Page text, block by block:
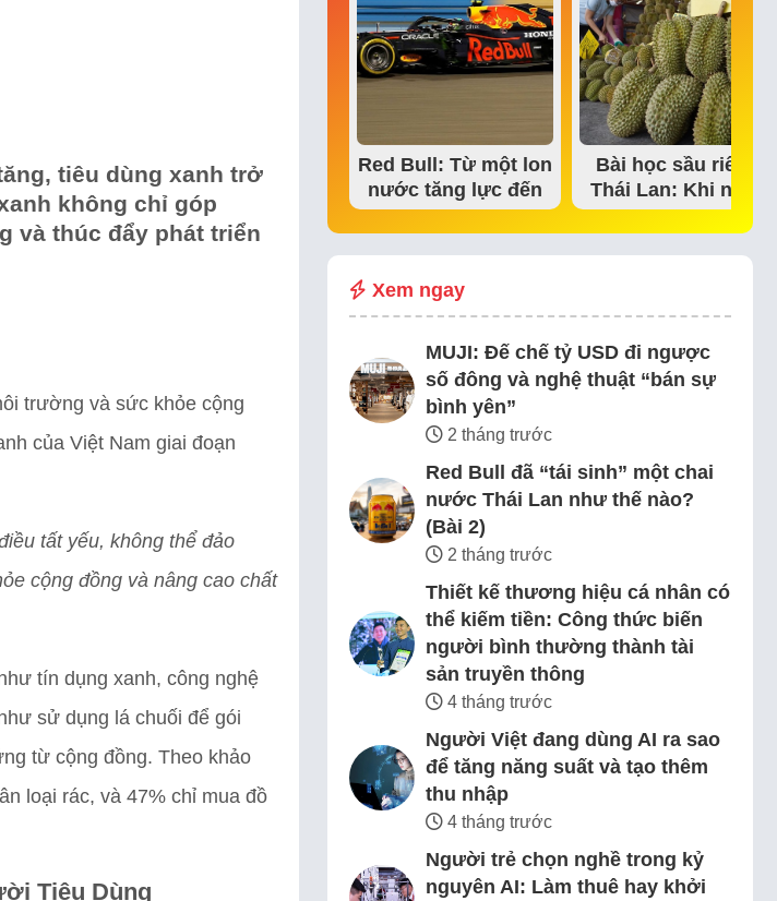
tiêu dùng xanh trở
không chỉ góp
và thúc đẩy phát triển
trường và sức khỏe cộng
của Việt Nam giai đoạn
tất yếu, không thể đảo
cộng đồng và nâng cao chất
tín dụng xanh, công nghệ
sử dụng lá chuối để gói
từ cộng đồng. Theo khảo
loại rác, và 47% chỉ mua đồ
Tiêu Dùng
Red Bull: Từ một lon
nước tăng lực đến
đế chế thể…
Bài học sầu riêng
Thái Lan: Khi niềm
tin thị trường bắt…
Xem ngay
MUJI: Đế chế tỷ USD đi ngược
số đông và nghệ thuật “bán sự
bình yên”
2 tháng trước
Red Bull đã “tái sinh” một chai
nước Thái Lan như thế nào?
(Bài 2)
2 tháng trước
Thiết kế thương hiệu cá nhân có
thể kiếm tiền: Công thức biến
người bình thường thành tài
sản truyền thông
4 tháng trước
Người Việt đang dùng AI ra sao
để tăng năng suất và tạo thêm
thu nhập
4 tháng trước
Người trẻ chọn nghề trong kỷ
nguyên AI: Làm thuê hay khởi